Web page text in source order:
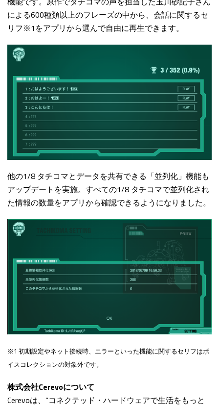
による600種類以上のフレーズの中から、会話に関するセ
リフ※1をアプリから選んで自由に再生できます。
他の1/8 タチコマとデータを共有できる「並列化」機能も
アップデートを実施。すべての1/8 タチコマで並列化され
た情報の数量をアプリから確認できるようになりました。
※1 初期設定やネット接続時、エラーといった機能に関するセリフはボ
イスコレクションの対象外です。
株式会社Cerevoについて
Cerevoは、“コネクテッド・ハードウェアで生活をもっと